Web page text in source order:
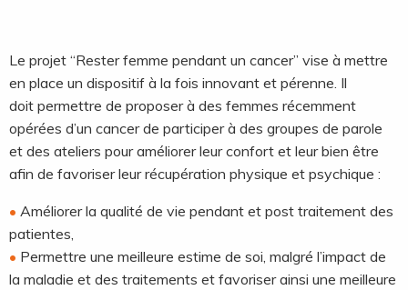
Le projet “Rester femme pendant un cancer” vise à mettre
en place un dispositif à la fois innovant et pérenne. Il
doit permettre de proposer à des femmes récemment
opérées d’un cancer de participer à des groupes de parole
et des ateliers pour améliorer leur confort et leur bien être
afin de favoriser leur récupération physique et psychique :
Améliorer la qualité de vie pendant et post traitement des
patientes,
Permettre une meilleure estime de soi, malgré l’impact de
la maladie et des traitements et favoriser ainsi une meilleure